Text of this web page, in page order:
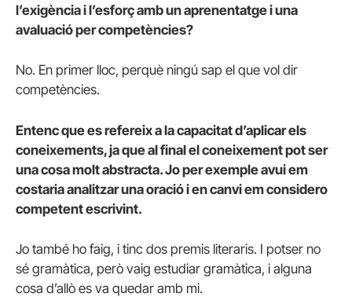
l’exigència i l’esforç amb un aprenentatge i una
avaluació per competències?
No. En primer lloc, perquè ningú sap el que vol dir
competències.
Entenc que es refereix a la capacitat d’aplicar els
coneixements, ja que al final el coneixement pot ser
una cosa molt abstracta. Jo per exemple avui em
costaria analitzar una oració i en canvi em considero
competent escrivint.
Jo també ho faig, i tinc dos premis literaris. I potser no
sé gramàtica, però vaig estudiar gramàtica, i alguna
cosa d’allò es va quedar amb mi.